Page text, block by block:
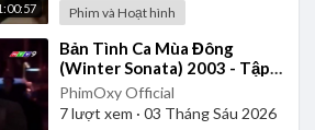
Phim và Hoạt hình
⁣Bản Tình Ca Mùa Đông
(Winter Sonata) 2003 - Tập
17 | Lồng Tiếng
PhimOxy Official
7lượt xem · 03 Tháng Sáu 2026